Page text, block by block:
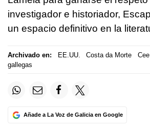
investigador e historiador,
un espacio definitivo en la
Archivado en: EE.UU. Costa da Morte Cee
gallegas
Añade a La Voz de Galicia en Google